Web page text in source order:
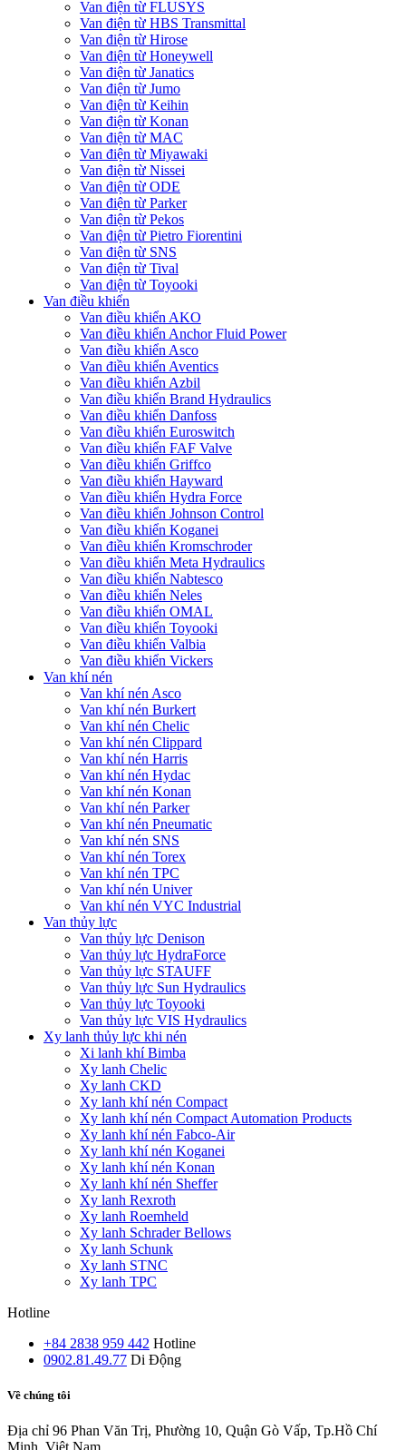
Van điện từ FLUSYS
Van điện từ HBS Transmittal
Van điện từ Hirose
Van điện từ Honeywell
Van điện từ Janatics
Van điện từ Jumo
Van điện từ Keihin
Van điện từ Konan
Van điện từ MAC
Van điện từ Miyawaki
Van điện từ Nissei
Van điện từ ODE
Van điện từ Parker
Van điện từ Pekos
Van điện từ Pietro Fiorentini
Van điện từ SNS
Van điện từ Tival
Van điện từ Toyooki
Van điều khiển
Van điều khiển AKO
Van điều khiển Anchor Fluid Power
Van điều khiển Asco
Van điều khiển Aventics
Van điều khiển Azbil
Van điều khiển Brand Hydraulics
Van điều khiển Danfoss
Van điều khiển Euroswitch
Van điều khiển FAF Valve
Van điều khiển Griffco
Van điều khiển Hayward
Van điều khiển Hydra Force
Van điều khiển Johnson Control
Van điều khiển Koganei
Van điều khiển Kromschroder
Van điều khiển Meta Hydraulics
Van điều khiển Nabtesco
Van điều khiển Neles
Van điều khiển OMAL
Van điều khiển Toyooki
Van điều khiển Valbia
Van điều khiển Vickers
Van khí nén
Van khí nén Asco
Van khí nén Burkert
Van khí nén Chelic
Van khí nén Clippard
Van khí nén Harris
Van khí nén Hydac
Van khí nén Konan
Van khí nén Parker
Van khí nén Pneumatic
Van khí nén SNS
Van khí nén Torex
Van khí nén TPC
Van khí nén Univer
Van khí nén VYC Industrial
Van thủy lực
Van thủy lực Denison
Van thủy lực HydraForce
Van thủy lực STAUFF
Van thủy lực Sun Hydraulics
Van thủy lực Toyooki
Van thủy lực VIS Hydraulics
Xy lanh thủy lực khi nén
Xi lanh khí Bimba
Xy lanh Chelic
Xy lanh CKD
Xy lanh khí nén Compact
Xy lanh khí nén Compact Automation Products
Xy lanh khí nén Fabco-Air
Xy lanh khí nén Koganei
Xy lanh khí nén Konan
Xy lanh khí nén Sheffer
Xy lanh Rexroth
Xy lanh Roemheld
Xy lanh Schrader Bellows
Xy lanh Schunk
Xy lanh STNC
Xy lanh TPC
Hotline
+84 2838 959 442 Hotline
0902.81.49.77 Di Động
Về chúng tôi
Địa chỉ 96 Phan Văn Trị, Phường 10, Quận Gò Vấp, Tp.Hồ Chí
Minh, Việt Nam